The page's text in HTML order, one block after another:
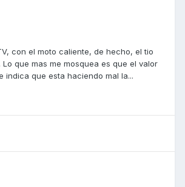
con el moto caliente, de hecho, el tio
que mas me mosquea es que el valor
indica que esta haciendo mal la...